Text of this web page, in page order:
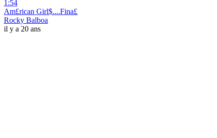
1:54
Am£rican Girl$....Fina£
Rocky Balboa
il y a 20 ans